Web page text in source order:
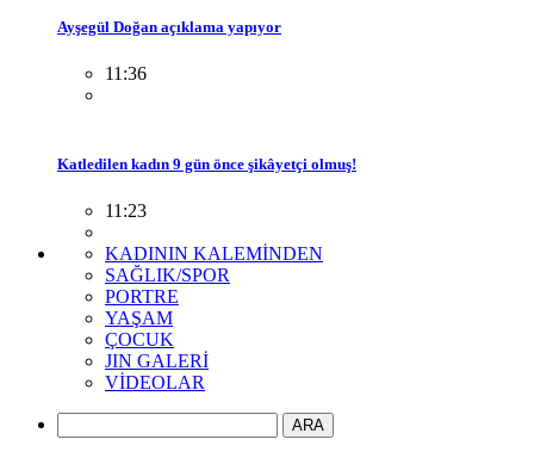
Ayşegül Doğan açıklama yapıyor
11:36
Katledilen kadın 9 gün önce şikâyetçi olmuş!
11:23
KADININ KALEMİNDEN
SAĞLIK/SPOR
PORTRE
YAŞAM
ÇOCUK
JIN GALERİ
VİDEOLAR
ARA